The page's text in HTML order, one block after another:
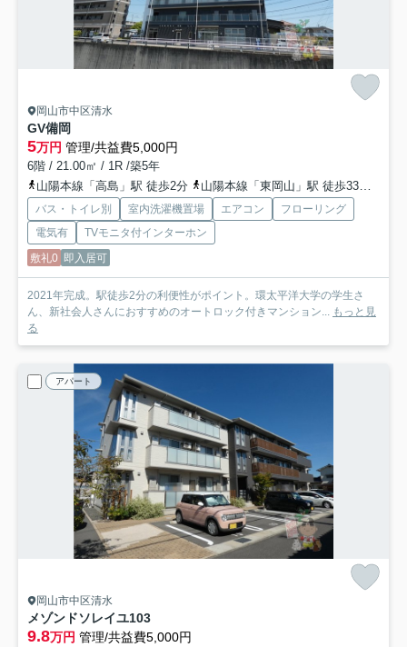
岡山市中区清水
GV備岡
5万円 管理/共益費5,000円
6階 / 21.00㎡ / 1R /築5年
山陽本線「高島」駅 徒歩2分
山陽本線「東岡山」駅 徒歩33分
バス・トイレ別 室内洗濯機置場 エアコン
フローリング
電気有
TVモニタ付インターホン
敷礼0 即入居可
2021年完成。駅徒歩2分の利便性がポイント。環太平洋大学の学生さ
ん、新社会人さんにおすすめのオートロック付きマンション... もっと見
る
アパート
岡山市中区清水
メゾンドソレイユ103
9.8万円 管理/共益費5,000円